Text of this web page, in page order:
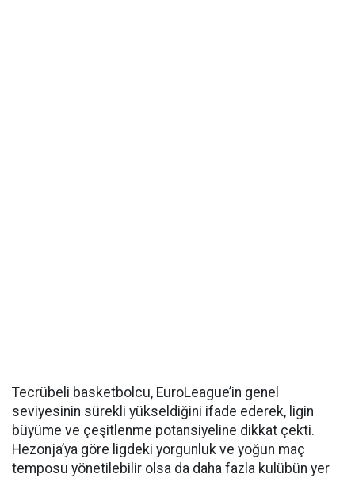
Tecrübeli basketbolcu, EuroLeague’in genel
seviyesinin sürekli yükseldiğini ifade ederek, ligin
büyüme ve çeşitlenme potansiyeline dikkat çekti.
Hezonja’ya göre ligdeki yorgunluk ve yoğun maç
temposu yönetilebilir olsa da daha fazla kulübün yer